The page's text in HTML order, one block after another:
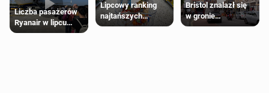
Liczba pasażerów
Ryanair w lipcu
pobiła rekord
Lipcowy ranking
najtańszych
supermarketów
Bristol znalazł się
w gronie
najlepszych